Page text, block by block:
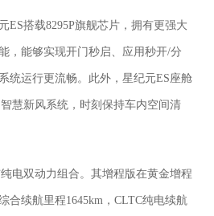
ES搭载8295P旗舰芯片，拥有更强大
，能够实现开门秒启、应用秒开/分
统运行更流畅。此外，星纪元ES座舱
慧新风系统，时刻保持车内空间清
电双动力组合。其增程版在黄金增程
合续航里程1645km，CLTC纯电续航